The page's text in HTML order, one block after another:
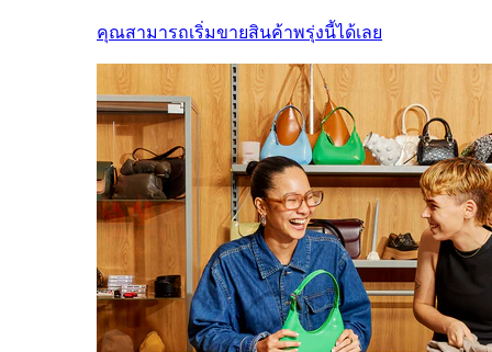
คุณสามารถเริ่มขายสินค้าพรุ่งนี้ได้เลย